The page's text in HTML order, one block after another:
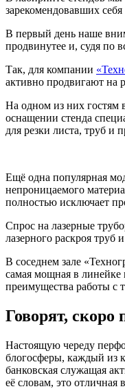
зарекомендовавших
В первый день наше
продвинутее и, судя по
Так, для компании
активно продвигают на
На одном из них гостям
оснащении стенда
для резки листа, труб
Ещё одна популярная
непроницаемого
полностью исключает
Спрос на лазерные
лазерного раскроя
В соседнем зале
самая мощная в линейке
преимущества работы с
Говорят,
Настоящую череду
блогосферы, каждый из
банковская служащая
её словам, это